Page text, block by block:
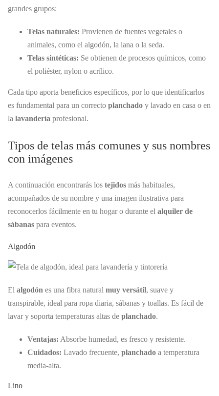
grandes grupos:
Telas naturales: Provienen de fuentes vegetales o
animales, como el algodón, la lana o la seda.
Telas sintéticas: Se obtienen de procesos químicos, como
el poliéster, nylon o acrílico.
Cada tipo aporta beneficios específicos, por lo que identificarlos
es fundamental para un correcto planchado y lavado en casa o en
la lavandería profesional.
Tipos de telas más comunes y sus nombres
con imágenes
A continuación encontrarás los tejidos más habituales,
acompañados de su nombre y una imagen ilustrativa para
reconocerlos fácilmente en tu hogar o durante el alquiler de
sábanas para eventos.
Algodón
El algodón es una fibra natural muy versátil, suave y
transpirable, ideal para ropa diaria, sábanas y toallas. Es fácil de
lavar y soporta temperaturas altas de planchado.
Ventajas: Absorbe humedad, es fresco y resistente.
Cuidados: Lavado frecuente, planchado a temperatura
media-alta.
Lino